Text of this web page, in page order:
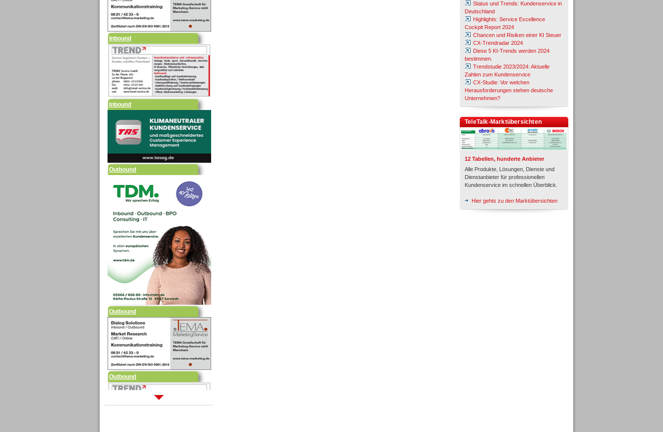
Inbound
Inbound
Outbound
Outbound
Outbound
Status und Trends: Kundenservice in
Deutschland
Highlights: Service Excellence
Cockpit Report 2024
Chancen und Risiken einer KI Steuer
CX-Trendradar 2024
Diese 5 KI-Trends werden 2024
bestimmen.
Trendstudie 2023/2024: Aktuelle
Zahlen zum Kundenservice
CX-Studie: Vor welchen
Herausforderungen stehen deutsche
Unternehmen?
TeleTalk-Marktübersichten
12 Tabellen, hunderte Anbieter
Alle Produkte, Lösungen, Dienste und
Dienstanbieter für professionellen
Kundenservice im schnellen Überblick.
Hier gehts zu den Marktübersichten